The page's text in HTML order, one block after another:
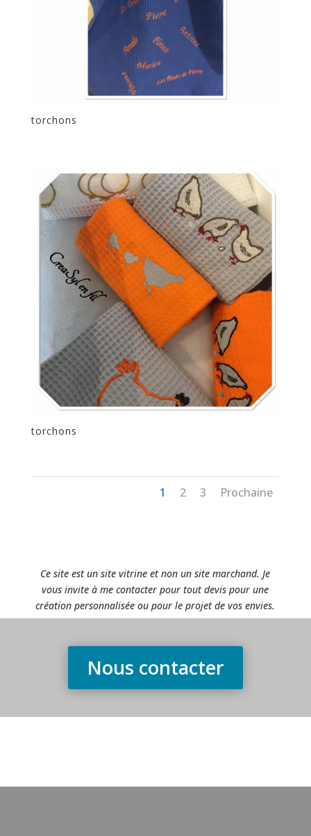
torchons
torchons
1 2 3 Prochaine
Ce site est un site vitrine et non un site marchand. Je
vous invite à me contacter pour tout devis pour une
création personnalisée ou pour le projet de vos envies.
Nous contacter